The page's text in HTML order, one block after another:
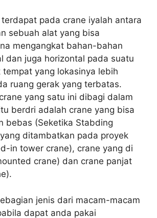
pada crane iyalah antara
sebuah alat yang bisa
mengangkat bahan-bahan
dan juga horizontal pada suatu
yang lokasinya lebih
ruang gerak yang terbatas.
yang satu ini dibagi dalam
berdri adalah crane yang bisa
bebas (Seketika Stabding
ditambatkan pada proyek
in tower crane), crane yang di
crane) dan crane panjat
jenis dari macam-macam
dapat anda pakai